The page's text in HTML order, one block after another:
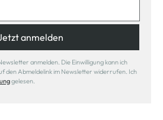
anmelden
anmelden. Die Einwilligung kann ich
den Abmeldelink im Newsletter widerrufen. Ich
gelesen.